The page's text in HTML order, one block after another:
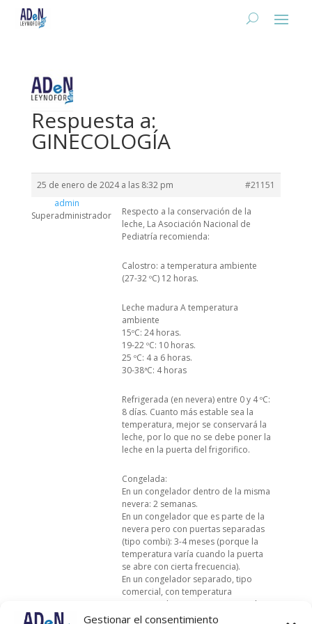
Gestionar el consentimiento
Respuesta a:
GINECOLOGÍA
25 de enero de 2024 a las 8:32 pm
#21151
admin
Superadministrador
Respecto a la conservación de la
leche, La Asociación Nacional de
Pediatría recomienda:
Calostro: a temperatura ambiente
(27-32 ºC) 12 horas.
Leche madura A temperatura
ambiente
15ºC: 24 horas.
19-22 ºC: 10 horas.
25 ºC: 4 a 6 horas.
30-38ªC: 4 horas
Refrigerada (en nevera) entre 0 y 4 ºC:
8 días. Cuanto más estable sea la
temperatura, mejor se conservará la
leche, por lo que no se debe poner la
leche en la puerta del frigorifico.
Congelada:
En un congelador dentro de la misma
nevera: 2 semanas.
En un congelador que es parte de la
nevera pero con puertas separadas
(tipo combi): 3-4 meses (porque la
temperatura varía cuando la puerta
se abre con cierta frecuencia).
En un congelador separado, tipo
comercial, con temperatura
constante de -19 ºC: 6 meses o más.